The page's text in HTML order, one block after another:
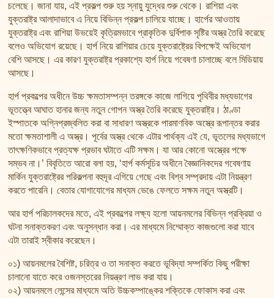
চলেছে। জানা যায়, এই প্রকল্প শুরু হয় স্নায়ু যুদ্ধের শুরু থেকে। রাশিয়া এবং
যুক্তরাষ্ট্র আলাদাভাবে এ নিয়ে বিভিন্ন প্রকল্প চালিয়ে যাচ্ছে। হার্পের আওতায়
যুক্তরাষ্ট্র এবং রাশিয়া উভয়েই কৃত্রিমভাবে প্রাকৃতিক দুর্বিপাক সৃষ্টির অস্ত্র তৈরি করেছে
বলেও অভিযোগ রয়েছে। হার্প নিয়ে রাশিয়ার চেয়ে যুক্তরাষ্ট্রের বিপক্ষেই অভিযোগ
বেশি আসছে। এর কারণ যুক্তরাষ্ট্র প্রকাশ্যে হার্প নিয়ে গবেষণা চালাচ্ছে বলে মিডিয়ায়
আসছে।
হার্প প্রকল্পের অধীনে উচ্চ ক্ষমতাসম্পন্ন তরঙ্গকে কাজে লাগিয়ে পৃথিবীর মধ্যভাগের
ভূতত্ত্বে আঘাত হানার জন্য নতুন গোপন অস্ত্র তৈরি করেছে যুক্তরাষ্ট্র। ঠাণ্ডা
ইস্পাতকে অগ্নিপ্রজ্বলিত করা বা সাধারণ অস্ত্রকে পারমাণবিক অস্ত্রে রূপান্তর করার
মতো ক্ষমতাশালী এ অস্ত্র। পূর্বের অস্ত্র থেকে এটার পার্থক্য এই যে, ভূতলের মধ্যভাগে
তাৎক্ষণিকভাবে প্রত্যক্ষ প্রভাব ঘটাতে এটি সক্ষম। যা আর কোনো অস্ত্রের পক্ষে
সম্ভব না।’ বিবৃতিতে আরো বলা হয়, ‘হার্প কর্মসূচির অধীনে বৈজ্ঞানিকদের গবেষণায়
মার্কিন যুক্তরাষ্ট্রের পরিকল্পনা বহুদূর এগিয়ে গেছে এবং বিশ্ব সম্প্রদায় এটা নিয়ন্ত্রণ
করতে পারেনি। বেতার যোগাযোগের মাধ্যম ভেঙে ফেলতে সক্ষম নতুন অস্ত্রটি।
আর হার্প পরিচালকদের মতে, এই প্রকল্পের লক্ষ্য হলো আয়নমলের বিভিন্ন প্রক্রিয়া ও
ঘটনা সনাক্তকরণ এবং অনুসন্ধান করা। এর মাধ্যমে নিম্মোক্ত কাজগুলো করা যাবে
এটা তারাই স্বীকার করেছেন।
০১) আয়নমলের বৈশিষ্ট, চরিত্র ও তা সনাক্ত করতে ভূবিদ্যা সম্পর্কিত কিছু পরীক্ষা
চালানো যাতে করে ওজনস্তরের নিয়ন্ত্রণ লাভ করা যায়।
০২) আয়নমলে লেন্সের মাধ্যমে অতি উচ্চকম্পাঙ্কের শক্তিকে ফোকাস করা এবং